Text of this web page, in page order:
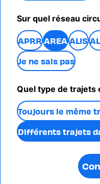
Sur quel réseau
APRR AREA ALIS
Je ne sais pas
Quel type de trajets
Toujours le même
Différents trajets